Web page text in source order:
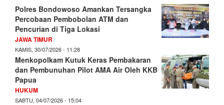
Polres Bondowoso Amankan Tersangka
Percobaan Pembobolan ATM dan
Pencurian di Tiga Lokasi
JAWA TIMUR
KAMIS, 30/07/2026 - 11:28
Menkopolkam Kutuk Keras Pembakaran
dan Pembunuhan Pilot AMA Air Oleh KKB
Papua
HUKUM
SABTU, 04/07/2026 - 15:04